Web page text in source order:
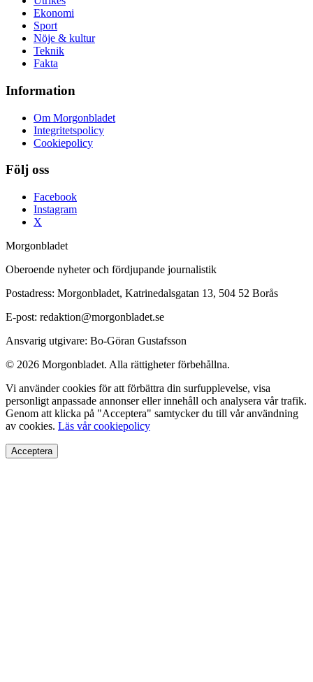
Ekonomi
Sport
Nöje & kultur
Teknik
Fakta
Information
Om Morgonbladet
Integritetspolicy
Cookiepolicy
Följ oss
Facebook
Instagram
X
Morgonbladet
Oberoende nyheter och fördjupande journalistik
Postadress: Morgonbladet, Katrinedalsgatan 13, 504 52 Borås
E-post: redaktion@morgonbladet.se
Ansvarig utgivare: Bo-Göran Gustafsson
© 2026 Morgonbladet. Alla rättigheter förbehållna.
Vi använder cookies för att förbättra din surfupplevelse, visa
personligt anpassade annonser eller innehåll och analysera vår trafik.
Genom att klicka på "Acceptera" samtycker du till vår användning
av cookies. Läs vår cookiepolicy
Acceptera